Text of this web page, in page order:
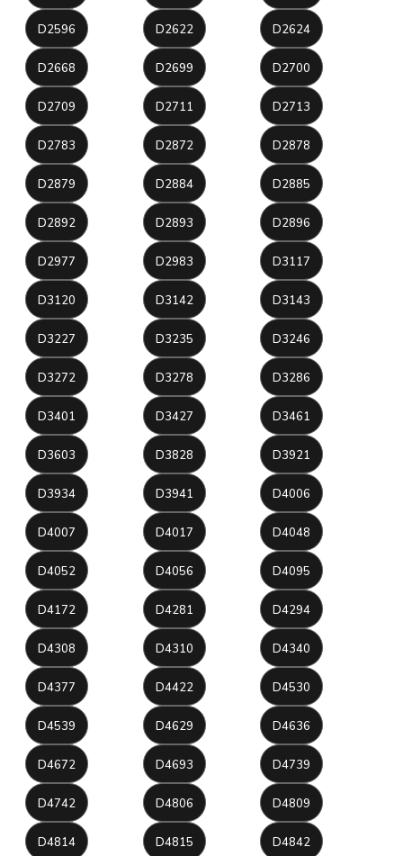
D2596 D2622 D2624
D2668 D2699 D2700
D2709 D2711 D2713
D2783 D2872 D2878
D2879 D2884 D2885
D2892 D2893 D2896
D2977 D2983 D3117
D3120 D3142 D3143
D3227 D3235 D3246
D3272 D3278 D3286
D3401 D3427 D3461
D3603 D3828 D3921
D3934 D3941 D4006
D4007 D4017 D4048
D4052 D4056 D4095
D4172 D4281 D4294
D4308 D4310 D4340
D4377 D4422 D4530
D4539 D4629 D4636
D4672 D4693 D4739
D4742 D4806 D4809
D4814 D4815 D4842